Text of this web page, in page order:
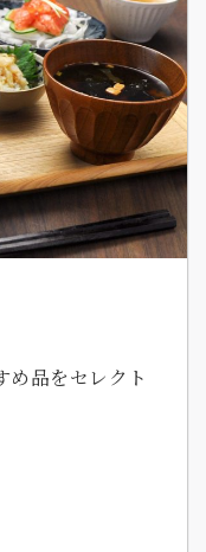
め品をセレクト